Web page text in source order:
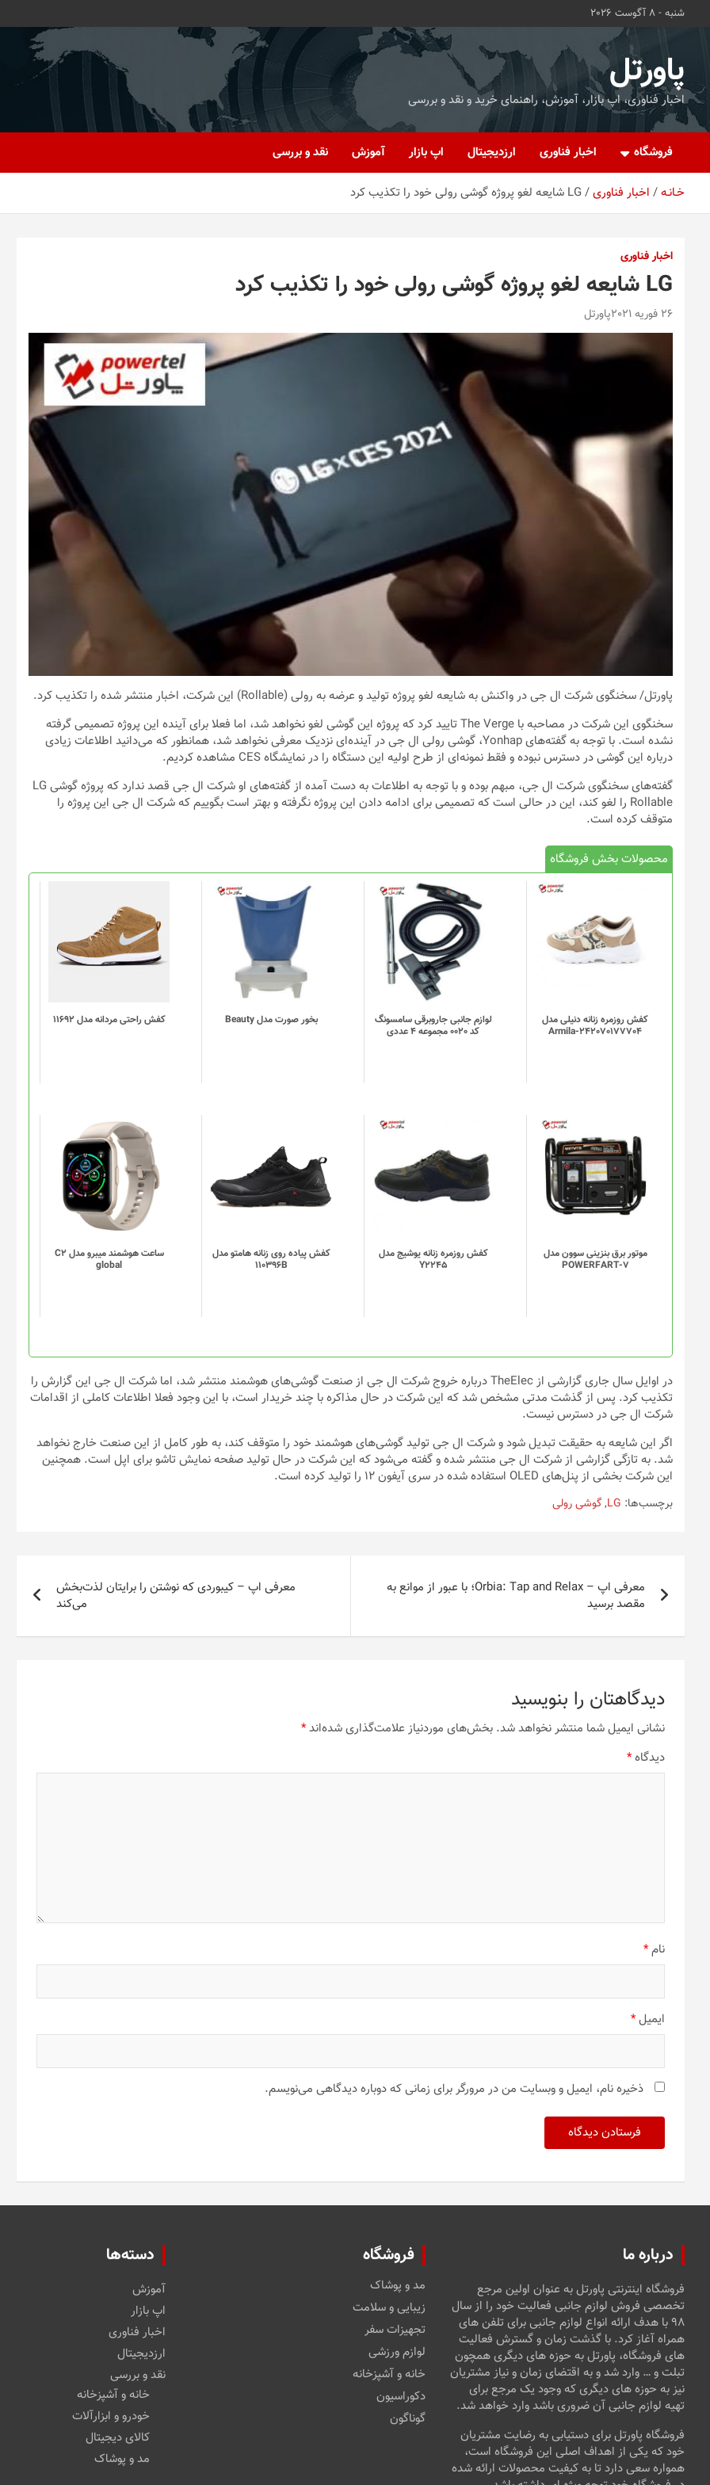
شنبه - 8 آگوست 2026
پاورتل
اخبار فناوری، اپ بازار، آموزش، راهنمای خرید و نقد و بررسی
فروشگاه اخبار فناوری ارزدیجیتال اپ بازار آموزش نقد و بررسی
خـانـه اخبار فناوری LG شایعه لغو پروژه گوشی رولی خود را تکذیب کرد
اخبار فناوری
LG شایعه لغو پروژه گوشی رولی خود را تکذیب کرد
26 فوریه 2021 پاورتل
پاورتل/ سخنگوی شرکت ال جی در واکنش به شایعه لغو پروژه تولید و عرضه به رولی (Rollable) این شرکت، اخبار منتشر شده را تکذیب کرد.
سخنگوی این شرکت در مصاحبه با The Verge تایید کرد که پروژه این گوشی لغو نخواهد شد، اما فعلا برای آینده این پروژه تصمیمی گرفته
نشده است. با توجه به گفته‌های Yonhap، گوشی رولی ال جی در آینده‌ای نزدیک معرفی نخواهد شد، همانطور که می‌دانید اطلاعات زیادی
درباره این گوشی در دسترس نبوده و فقط نمونه‌ای از طرح اولیه این دستگاه را در نمایشگاه CES مشاهده کردیم.
گفته‌های سخنگوی شرکت ال جی، مبهم بوده و با توجه به اطلاعات به دست آمده از گفته‌های او شرکت ال جی قصد ندارد که پروژه گوشی LG
Rollable را لغو کند، این در حالی است که تصمیمی برای ادامه دادن این پروژه نگرفته و بهتر است بگوییم که شرکت ال جی این پروژه را
متوقف کرده است.
محصولات بخش فروشگاه
کفش روزمره زنانه دنیلی مدل
Armila-242070177704
لوازم جانبی جاروبرقی سامسونگ
کد 0020 مجموعه 4 عددی
بخور صورت مدل Beauty کفش راحتی مردانه مدل 11692
محصول
دارای
انواع
مختلفی
گزینه
محصول
انتخاب
شوند
موتور برق بنزینی سوون مدل
POWERFART-7
کفش روزمره زنانه یوشیج مدل
Y2245
کفش پیاده روی زنانه هامتو مدل
110396B
محصول
دارای
انواع
مختلفی
گزینه
ها
محصول
شوند
ساعت هوشمند میبرو مدل C2
global
این
محصول
دارای
انواع
مختلفی
می
گزینه
ها
محصول
انتخاب
شوند
در اوایل سال جاری گزارشی از TheElec درباره خروج شرکت ال جی از صنعت گوشی‌های هوشمند منتشر شد، اما شرکت ال جی این گزارش را
تکذیب کرد. پس از گذشت مدتی مشخص شد که این شرکت در حال مذاکره با چند خریدار است، با این وجود فعلا اطلاعات کاملی از اقدامات
شرکت ال جی در دسترس نیست.
اگر این شایعه به حقیقت تبدیل شود و شرکت ال جی تولید گوشی‌های هوشمند خود را متوقف کند، به طور کامل از این صنعت خارج نخواهد
شد. به تازگی گزارشی از شرکت ال جی منتشر شده و گفته می‌شود که این شرکت در حال تولید صفحه نمایش تاشو برای اپل است. همچنین
این شرکت بخشی از پنل‌های OLED استفاده شده در سری آیفون ۱۲ را تولید کرده است.
برچسب‌ها: LG
,گوشی رولی
نوشته
معرفی اپ – Orbia: Tap and Relax؛ با عبور از موانع به
مقصد برسید
معرفی اپ – کیبوردی که نوشتن را برایتان لذت‌بخش
می‌کند
دیدگاهتان را بنویسید
نشانی ایمیل شما منتشر نخواهد شد. بخش‌های موردنیاز علامت‌گذاری شده‌اند*
دیدگاه*
نام*
ایمیل*
ذخیره نام، ایمیل و وبسایت من در مرورگر برای زمانی که دوباره دیدگاهی می‌نویسم.
درباره ما
فروشگاه اینترنتی پاورتل به عنوان اولین مرجع
تخصصی فروش لوازم جانبی فعالیت خود را از سال
۹۸ با هدف ارائه انواع لوازم جانبی برای تلفن های
همراه آغاز کرد. با گذشت زمان و گسترش فعالیت
های فروشگاه، پاورتل به حوزه های دیگری همچون
تبلت و … وارد شد و به اقتضای زمان و نیاز مشتریان
نیز به حوزه های دیگری که وجود یک مرجع برای
تهیه لوازم جانبی آن ضروری باشد وارد خواهد شد.
فروشگاه پاورتل برای دستیابی به رضایت مشتریان
خود که یکی از اهداف اصلی این فروشگاه است،
همواره سعی دارد تا به کیفیت محصولات ارائه شده
فروشگاه
مد و پوشاک
زیبایی و سلامت
تجهیزات سفر
لوازم ورزشی
خانه و آشپزخانه
دکوراسیون
گوناگون
دسته‌ها
آموزش
اپ بازار
اخبار فناوری
ارزدیجیتال
نقد و بررسی
خانه و آشپزخانه
خودرو و ابزارآلات
کالای دیجیتال
مد و پوشاک